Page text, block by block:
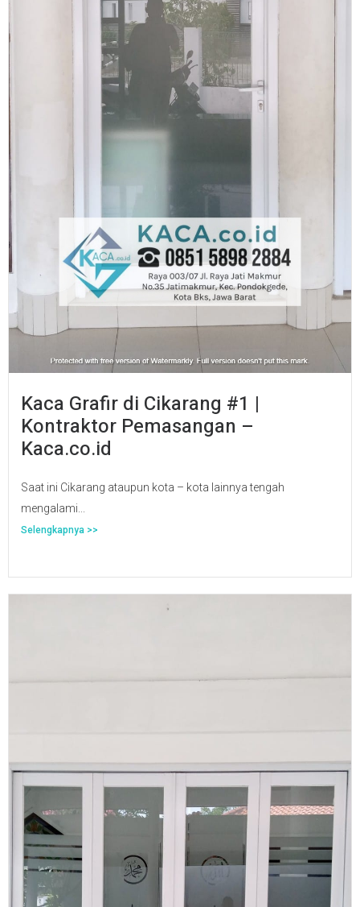
Kaca Grafir di Cikarang #1 |
Kontraktor Pemasangan –
Kaca.co.id
Saat ini Cikarang ataupun kota – kota lainnya tengah
mengalami...
Selengkapnya >>